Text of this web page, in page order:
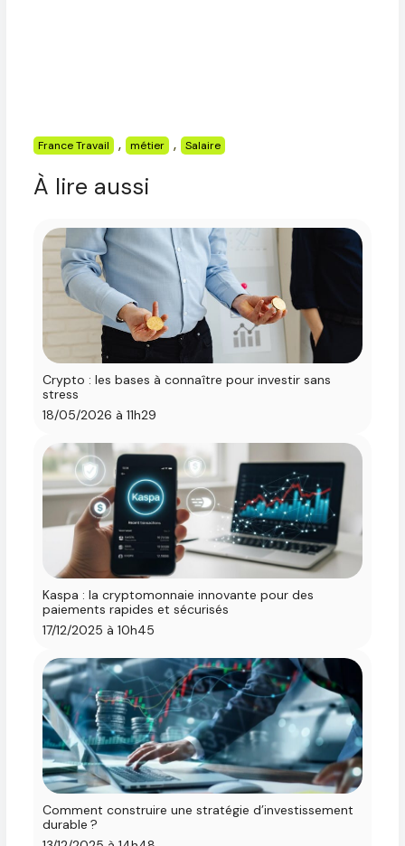
Étiquettes
France Travail , métier , Salaire
À lire aussi
Crypto : les bases à connaître pour investir sans
stress
18/05/2026 à 11h29
Kaspa : la cryptomonnaie innovante pour des
paiements rapides et sécurisés
17/12/2025 à 10h45
Comment construire une stratégie d’investissement
durable ?